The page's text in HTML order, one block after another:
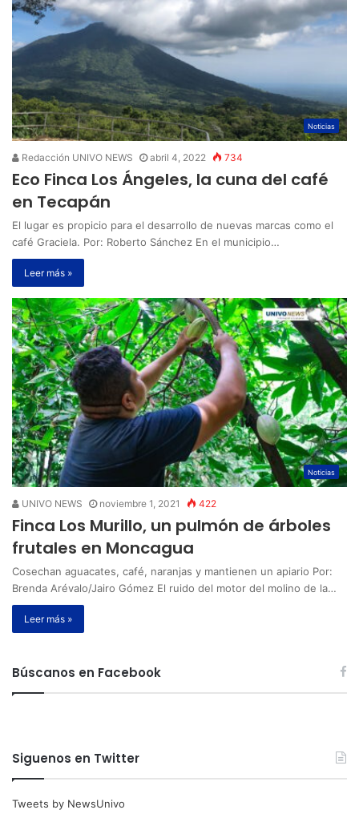
Noticias
Redacción UNIVO NEWS abril 4, 2022 734
Eco Finca Los Ángeles, la cuna del café
en Tecapán
El lugar es propicio para el desarrollo de nuevas marcas como el
café Graciela. Por: Roberto Sánchez En el municipio…
Leer más »
Noticias
UNIVO NEWS noviembre 1, 2021 422
Finca Los Murillo, un pulmón de árboles
frutales en Moncagua
Cosechan aguacates, café, naranjas y mantienen un apiario Por:
Brenda Arévalo/Jairo Gómez El ruido del motor del molino de la…
Leer más »
Búscanos en Facebook
Siguenos en Twitter
Tweets by NewsUnivo